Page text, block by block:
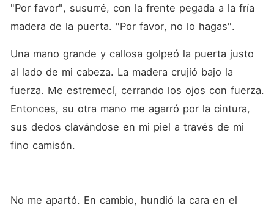
"Por favor", susurré, con la frente pegada a la fría
madera de la puerta. "Por favor, no lo hagas".
Una mano grande y callosa golpeó la puerta justo
al lado de mi cabeza. La madera crujió bajo la
fuerza. Me estremecí, cerrando los ojos con fuerza.
Entonces, su otra mano me agarró por la cintura,
sus dedos clavándose en mi piel a través de mi
fino camisón.
No me apartó. En cambio, hundió la cara en el